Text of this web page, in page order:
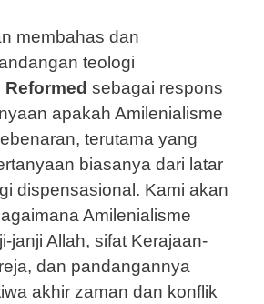
membahas dan
teologi
sebagai respons
apakah Amilenialisme
terutama yang
biasanya dari latar
dispensasional. Kami akan
Amilenialisme
janji Allah, sifat Kerajaan-
dan pandangannya
akhir zaman dan konflik